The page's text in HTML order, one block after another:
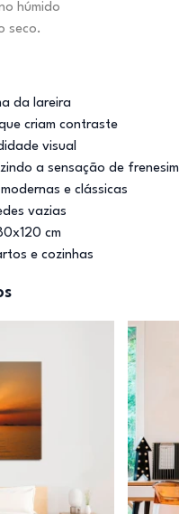
húmido
seco.
da lareira
criam contraste
visual
a sensação de frenesim
e clássicas
vazias
cm
e cozinhas